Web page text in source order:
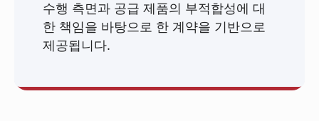
수행 측면과 공급 제품의 부적합성에 대
한 책임을 바탕으로 한 계약을 기반으로
제공됩니다.